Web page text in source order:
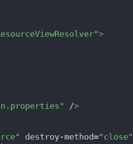
>
/>
destroy-method="close"